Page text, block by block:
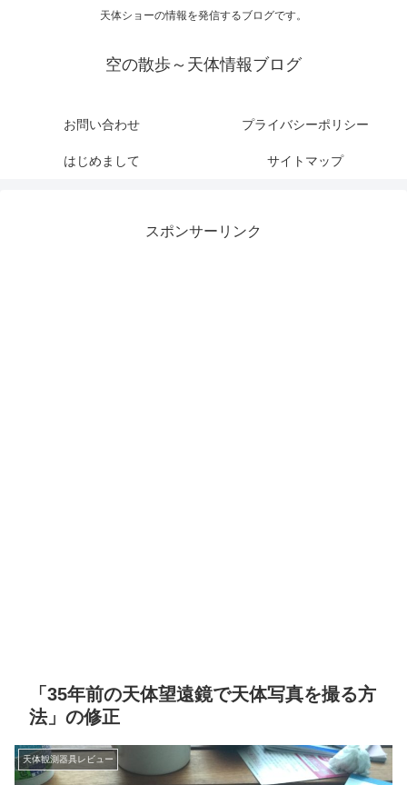
天体ショーの情報を発信するブログです。
空の散歩～天体情報ブログ
お問い合わせ プライバシーポリシー
はじめまして サイトマップ
スポンサーリンク
「35年前の天体望遠鏡で天体写真を撮る方
法」の修正
天体観測器具レビュー